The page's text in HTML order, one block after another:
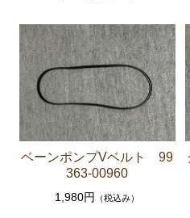
クラッチパーツ（マスタ
ーズシリンダー オーバー
ステアリングパーツ（各
ツ ラックエンド タイロ
足回りパーツ（アッパーマ
ョイント ブッシュ類 など
燃料パーツ（ポンプ フ
ベーンポンプVベルト 99
363-00960
1,980円 （税込み）